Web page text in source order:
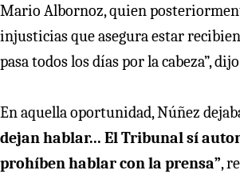
Mario Albornoz, quien
injusticias que asegura estar
pasa todos los días por la cabeza”,
En aquella oportunidad, Núñez
dejan hablar... El Tribunal sí
prohíben hablar con la prensa”,